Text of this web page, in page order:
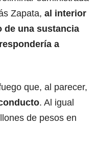
Zapata, al interior
de una sustancia
a
que, al parecer,
. Al igual
de pesos en